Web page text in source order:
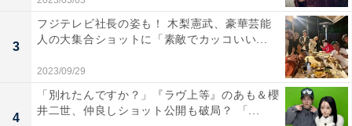
3
フジテレビ社長の姿も！ 木梨憲武、豪華芸能
人の大集合ショットに「素敵でカッコいい...
2023/09/29
4
「別れたんですか？」『ラヴ上等』のあも＆櫻
井二世、仲良しショット公開も破局？ 「...